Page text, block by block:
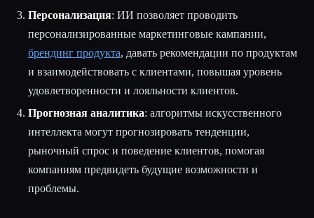
Персонализация: ИИ позволяет проводить
персонализированные маркетинговые кампании,
брендинг продукта, давать рекомендации по продуктам
и взаимодействовать с клиентами, повышая уровень
удовлетворенности и лояльности клиентов.
Прогнозная аналитика: алгоритмы искусственного
интеллекта могут прогнозировать тенденции,
рыночный спрос и поведение клиентов, помогая
компаниям предвидеть будущие возможности и
проблемы.